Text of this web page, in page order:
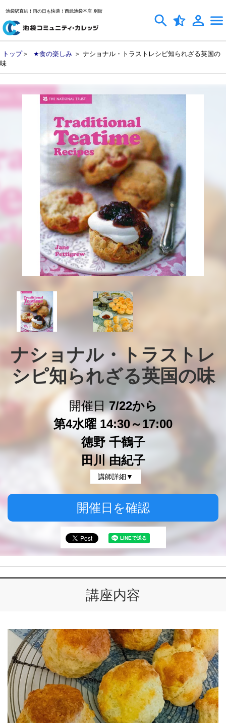
池袋駅直結！雨の日も快適！西武池袋本店 別館
トップ＞ ★食の楽しみ ＞ ナショナル・トラストレシピ知られざる英国の
味
ナショナル・トラストレ
シピ知られざる英国の味
開催日7/22から
第4水曜 14:30～17:00
徳野 千鶴子
田川 由紀子
講師詳細▼
開催日を確認
講座内容